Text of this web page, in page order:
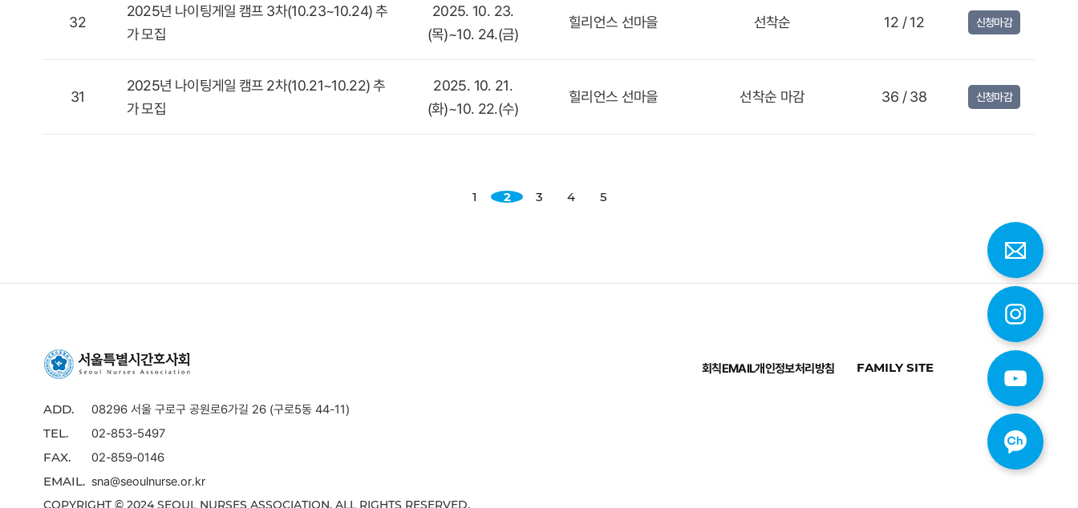
32
2025년 나이팅게일 캠프 3차(10.23~10.24) 추
가 모집
2025. 10. 23.
(목)~10. 24.(금)
힐리언스 선마을 선착순 12 / 12 신청마감
31
2025년 나이팅게일 캠프 2차(10.21~10.22) 추
가 모집
2025. 10. 21.
(화)~10. 22.(수)
힐리언스 선마을 선착순 마감 36 / 38 신청마감
1 2 3 4 5
ADD. 08296 서울 구로구 공원로6가길 26 (구로5동 44-11)
TEL. 02-853-5497
FAX. 02-859-0146
EMAIL. sna@seoulnurse.or.kr
COPYRIGHT © 2024 SEOUL NURSES ASSOCIATION. ALL RIGHTS RESERVED.
회칙EMAIL개인정보처리방침 FAMILY SITE